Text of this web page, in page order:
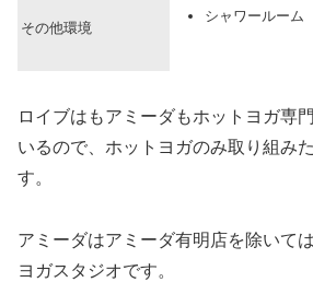
その他環境
シャワールーム
ロイブはもアミーダもホットヨガ専
いるので、ホットヨガのみ取り組み
す。
アミーダはアミーダ有明店を除いて
ヨガスタジオです。